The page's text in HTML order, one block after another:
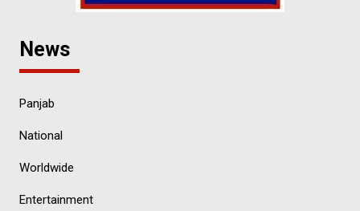
News
Panjab
National
Worldwide
Entertainment